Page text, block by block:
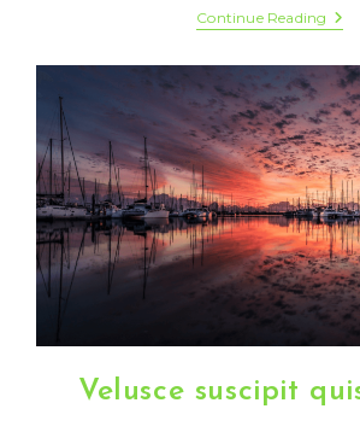
Continue Reading
Libro
Ante
Velusce suscipit